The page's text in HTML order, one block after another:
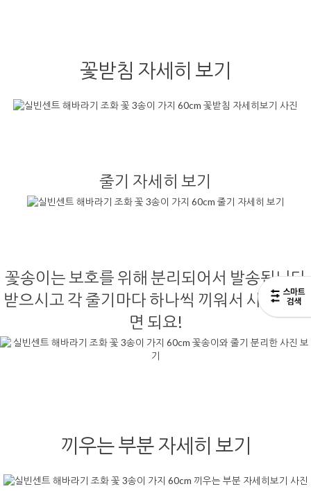
꽃받침 자세히 보기
줄기 자세히 보기
꽃송이는 보호를 위해 분리되어서 발송됩니다
받으시고 각 줄기마다 하나씩 끼워서 사용하시
면 되요!
끼우는 부분 자세히 보기